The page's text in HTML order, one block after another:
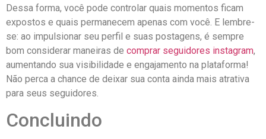
Dessa forma, você pode ‌controlar quais momentos ficam
expostos e quais permanecem apenas com‍ você. E ‌lembre-
se: ao impulsionar seu perfil⁣ e​ suas postagens, é sempre
bom considerar maneiras de comprar seguidores instagram,
aumentando sua visibilidade ‌e ‍engajamento ⁣na plataforma!
Não perca a⁣ chance de deixar sua conta ainda mais atrativa
para seus seguidores.
Concluindo